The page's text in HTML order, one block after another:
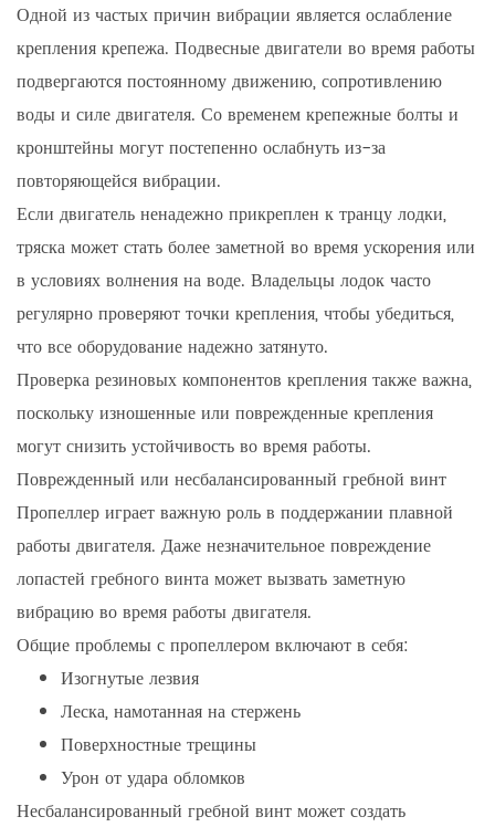
Одной из частых причин вибрации является ослабление
крепления крепежа. Подвесные двигатели во время работы
подвергаются постоянному движению, сопротивлению
воды и силе двигателя. Со временем крепежные болты и
кронштейны могут постепенно ослабнуть из-за
повторяющейся вибрации.
Если двигатель ненадежно прикреплен к транцу лодки,
тряска может стать более заметной во время ускорения или
в условиях волнения на воде. Владельцы лодок часто
регулярно проверяют точки крепления, чтобы убедиться,
что все оборудование надежно затянуто.
Проверка резиновых компонентов крепления также важна,
поскольку изношенные или поврежденные крепления
могут снизить устойчивость во время работы.
Поврежденный или несбалансированный гребной винт
Пропеллер играет важную роль в поддержании плавной
работы двигателя. Даже незначительное повреждение
лопастей гребного винта может вызвать заметную
вибрацию во время работы двигателя.
Общие проблемы с пропеллером включают в себя:
Изогнутые лезвия
Леска, намотанная на стержень
Поверхностные трещины
Урон от удара обломков
Несбалансированный гребной винт может создать